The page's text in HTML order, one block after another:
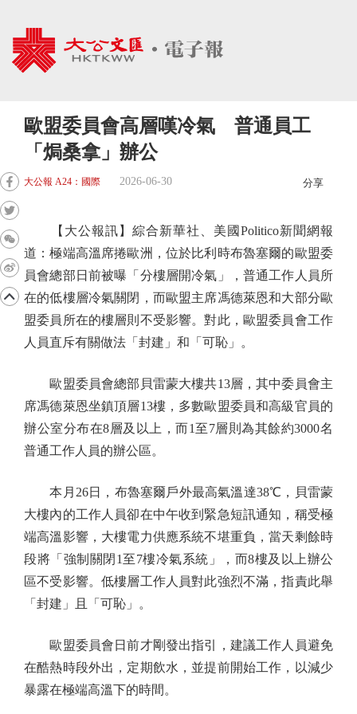
歐盟委員會高層嘆冷氣 普通員工
「焗桑拿」辦公
大公報 A24：國際 2026-06-30 分享
【大公報訊】綜合新華社、美國Politico新聞網報
道：極端高溫席捲歐洲，位於比利時布魯塞爾的歐盟委
員會總部日前被曝「分樓層開冷氣」，普通工作人員所
在的低樓層冷氣關閉，而歐盟主席馮德萊恩和大部分歐
盟委員所在的樓層則不受影響。對此，歐盟委員會工作
人員直斥有關做法「封建」和「可恥」。
歐盟委員會總部貝雷蒙大樓共13層，其中委員會主
席馮德萊恩坐鎮頂層13樓，多數歐盟委員和高級官員的
辦公室分布在8層及以上，而1至7層則為其餘約3000名
普通工作人員的辦公區。
本月26日，布魯塞爾戶外最高氣溫達38℃，貝雷蒙
大樓內的工作人員卻在中午收到緊急短訊通知，稱受極
端高溫影響，大樓電力供應系統不堪重負，當天剩餘時
段將「強制關閉1至7樓冷氣系統」，而8樓及以上辦公
區不受影響。低樓層工作人員對此強烈不滿，指責此舉
「封建」且「可恥」。
歐盟委員會日前才剛發出指引，建議工作人員避免
在酷熱時段外出，定期飲水，並提前開始工作，以減少
暴露在極端高溫下的時間。